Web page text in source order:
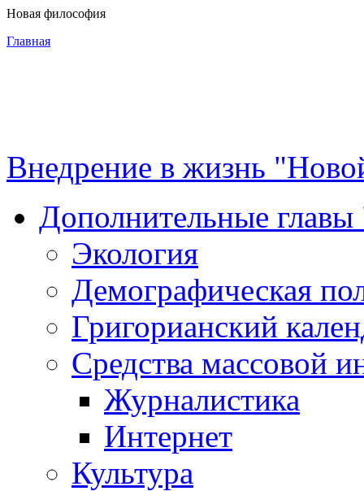
Новая философия
Главная
Программа
Суть новой
философии
Материалы
Контакты
Внедрение в жизнь
Дополнительные
Экология
Демографическая
Григорианский
Средства массовой
Журналистика
Интернет
Культура